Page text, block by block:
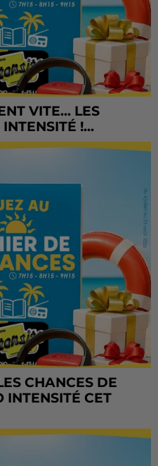
VITE... LES
!...
CHANCES DE
INTENSITÉ CET